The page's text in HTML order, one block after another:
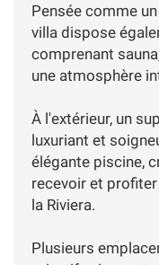
Pensée comme
villa dispose
comprenant
une atmosphère
À l'extérieur, un
luxuriant et
élégante piscine,
recevoir et
la Riviera.
Plusieurs